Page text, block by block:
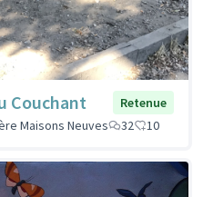
Couchant
Retenue
Maisons Neuves
32 10